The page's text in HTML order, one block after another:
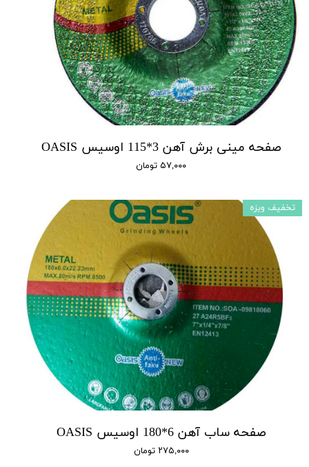
صفحه مینی برش آهن 3*115 اوسیس OASIS
۵۷,۰۰۰ تومان
صفحه ساب آهن 6*180 اوسیس OASIS
۲۷۵,۰۰۰ تومان
تخفیف ویزه